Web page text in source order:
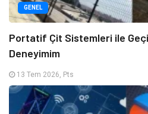
GENEL
Portatif Çit Sistemleri ile
Deneyimim
13 Tem 2026, Pts